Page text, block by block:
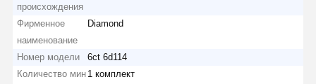
происхождения
Фирменное
наименование
Diamond
Номер модели
6ct 6d114
Количество мин 1 комплект